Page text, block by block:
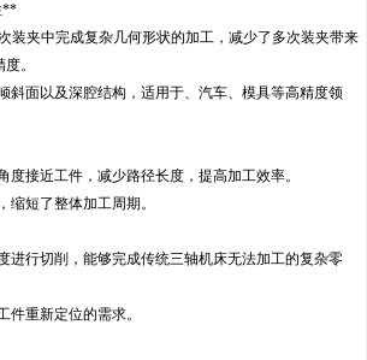
**
装夹中完成复杂几何形状的加工，减少了多次装夹带来
。
斜面以及深腔结构，适用于、汽车、模具等高精度领
度接近工件，减少路径长度，提高加工效率。
缩短了整体加工周期。
进行切削，能够完成传统三轴机床无法加工的复杂零
件重新定位的需求。